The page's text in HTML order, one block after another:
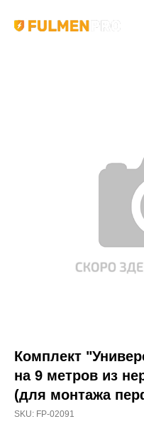
Комплект
на 9 метров из
(для монтажа
SKU: FP-02091